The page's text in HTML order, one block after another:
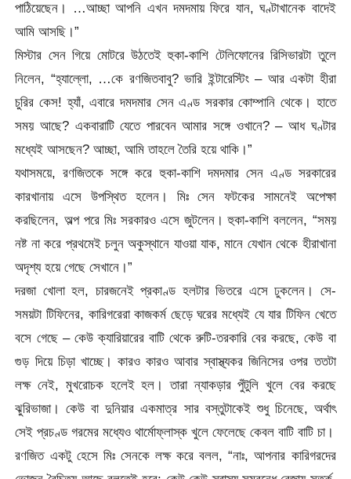
পাঠিয়েছেন। …আচ্ছা আপনি এখন দমদমায় ফিরে যান, ঘণ্টাখানেক বাদেই
আমি আসছি।”
মিস্টার সেন গিয়ে মোটরে উঠতেই হুকা-কাশি টেলিফোনের রিসিভারটা তুলে
নিলেন, “হ্যাল্লো, …কে রণজিতবাবু? ভারি ইন্টারেস্টিং – আর একটা হীরা
চুরির কেস! হ্যাঁ, এবারে দমদমার সেন এণ্ড সরকার কোম্পানি থেকে। হাতে
সময় আছে? একবারাটি যেতে পারবেন আমার সঙ্গে ওখানে? – আধ ঘণ্টার
মধ্যেই আসছেন? আচ্ছা, আমি তাহলে তৈরি হয়ে থাকি।”
যথাসময়ে, রণজিতকে সঙ্গে করে হুকা-কাশি দমদমার সেন এণ্ড সরকারের
কারখানায় এসে উপস্থিত হলেন। মিঃ সেন ফটকের সামনেই অপেক্ষা
করছিলেন, অল্প পরে মিঃ সরকারও এসে জুটলেন। হুকা-কাশি বললেন, “সময়
নষ্ট না করে প্রথমেই চলুন অকুস্থানে যাওয়া যাক, মানে যেখান থেকে হীরাখানা
অদৃশ্য হয়ে গেছে সেখানে।”
দরজা খোলা হল, চারজনেই প্রকাণ্ড হলটার ভিতরে এসে ঢুকলেন। সে-
সময়টা টিফিনের, কারিগরেরা কাজকর্ম ছেড়ে ঘরের মধ্যেই যে যার টিফিন খেতে
বসে গেছে – কেউ ক্যারিয়ারের বাটি থেকে রুটি-তরকারি বের করছে, কেউ বা
গুড় দিয়ে চিড়া খাচ্ছে। কারও কারও আবার স্বাস্থ্যকর জিনিসের ওপর ততটা
লক্ষ নেই, মুখরোচক হলেই হল। তারা ন্যাকড়ার পুঁটুলি খুলে বের করছে
ঝুরিভাজা। কেউ বা দুনিয়ার একমাত্র সার বস্তুটাকেই শুধু চিনেছে, অর্থাৎ
সেই প্রচণ্ড গরমের মধ্যেও থার্মোফ্লাস্ক খুলে ফেলেছে কেবল বাটি বাটি চা।
রণজিত একটু হেসে মিঃ সেনকে লক্ষ করে বলল, “নাঃ, আপনার কারিগরদের